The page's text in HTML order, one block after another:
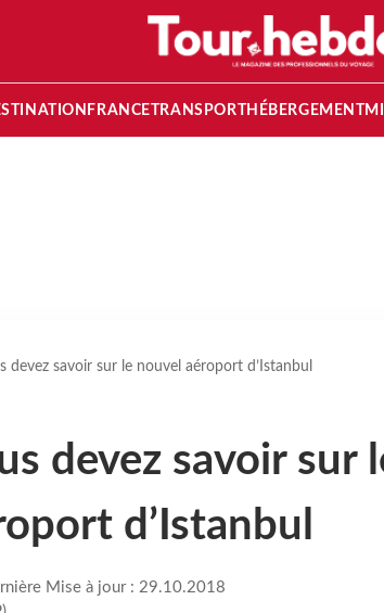
FRANCETRANSPORT HÉBERGEMENT
devez savoir sur le nouvel aéroport d’Istanbul
devez savoir sur
d’Istanbul
Mise à jour : 29.10.2018